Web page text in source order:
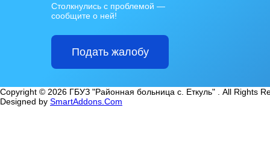
Столкнулись с проблемой —
сообщите о ней!
Подать жалобу
Copyright © 2026 ГБУЗ "Районная больница с. Еткуль" . All Rights
Designed by SmartAddons.Com